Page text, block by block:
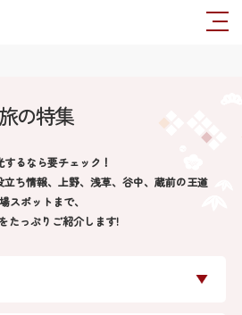
旅の特集
るなら要チェック！
ち情報、上野、浅草、谷中、蔵前の王道
スポットまで、
たっぷりご紹介します!